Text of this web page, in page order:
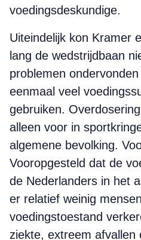
voedingsdeskundige.
Uiteindelijk kon Kramer
lang de wedstrijdbaan
problemen
eenmaal veel
gebruiken.
alleen voor in
algemene bevolking.
Vooropgesteld dat de
de Nederlanders in het
er relatief weinig
voedingstoestand
ziekte, extreem afvallen